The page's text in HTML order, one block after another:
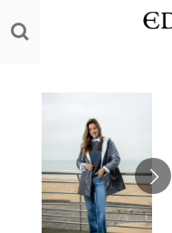
direct